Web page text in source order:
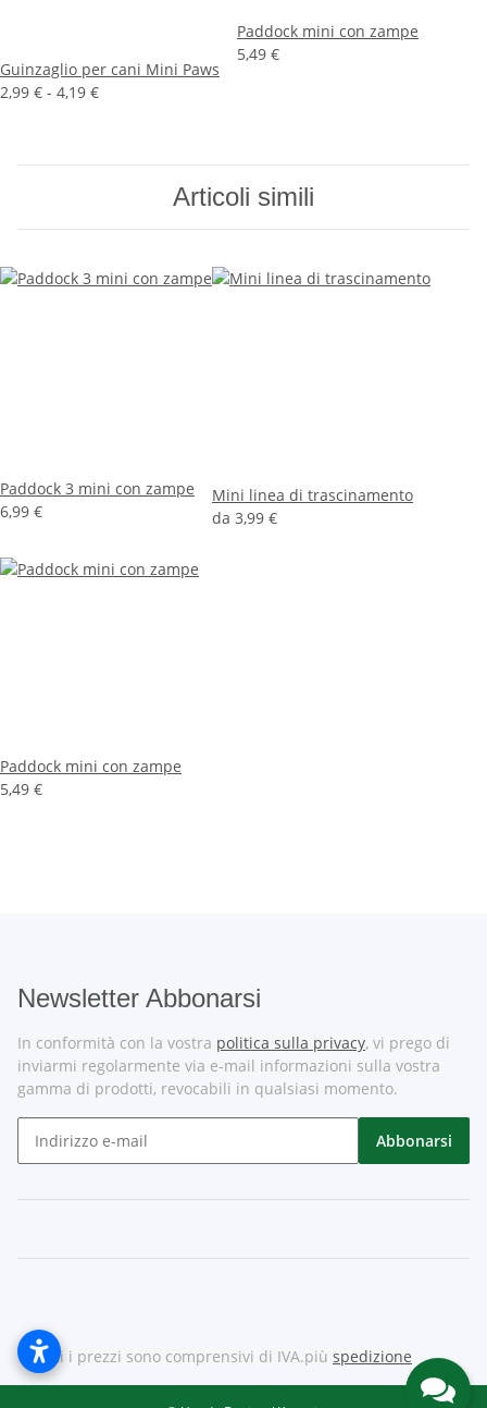
Guinzaglio per cani Mini Paws
2,99 € - 4,19 €
Paddock mini con zampe
5,49 €
Articoli simili
Paddock 3 mini con zampe
6,99 €
Mini linea di trascinamento
da 3,99 €
Paddock mini con zampe
5,49 €
Newsletter Abbonarsi
In conformità con la vostra politica sulla privacy, vi prego di
inviarmi regolarmente via e-mail informazioni sulla vostra
gamma di prodotti, revocabili in qualsiasi momento.
Abbonarsi
* Tutti i prezzi sono comprensivi di IVA.più spedizione